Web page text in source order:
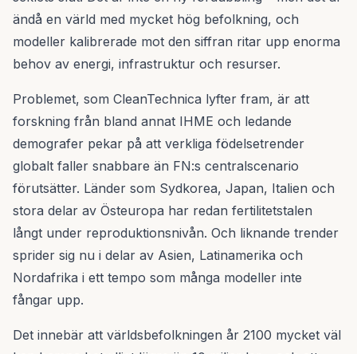
ändå en värld med mycket hög befolkning, och
modeller kalibrerade mot den siffran ritar upp enorma
behov av energi, infrastruktur och resurser.
Problemet, som CleanTechnica lyfter fram, är att
forskning från bland annat IHME och ledande
demografer pekar på att verkliga födelsetrender
globalt faller snabbare än FN:s centralscenario
förutsätter. Länder som Sydkorea, Japan, Italien och
stora delar av Östeuropa har redan fertilitetstalen
långt under reproduktionsnivån. Och liknande trender
sprider sig nu i delar av Asien, Latinamerika och
Nordafrika i ett tempo som många modeller inte
fångar upp.
Det innebär att världsbefolkningen år 2100 mycket väl